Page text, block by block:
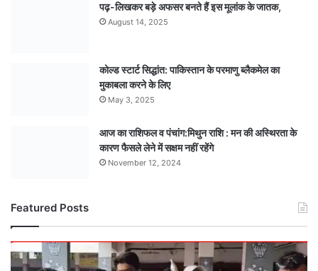
पढ़-लिखकर बड़े अफसर बनते हैं इस मूलांक के जातक,
August 14, 2025
कोल्ड स्टार्ट सिद्धांत: पाकिस्तान के परमाणु ब्लैकमेल का
मुकाबला करने के लिए
May 3, 2025
आज का राशिफल व पंचांग:मिथुन राशि : मन की अस्थिरता के
कारण फैसले लेने में सक्षम नहीं रहेंगे
November 12, 2024
Featured Posts
अंडर-15